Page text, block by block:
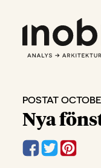
POSTAT
Nya